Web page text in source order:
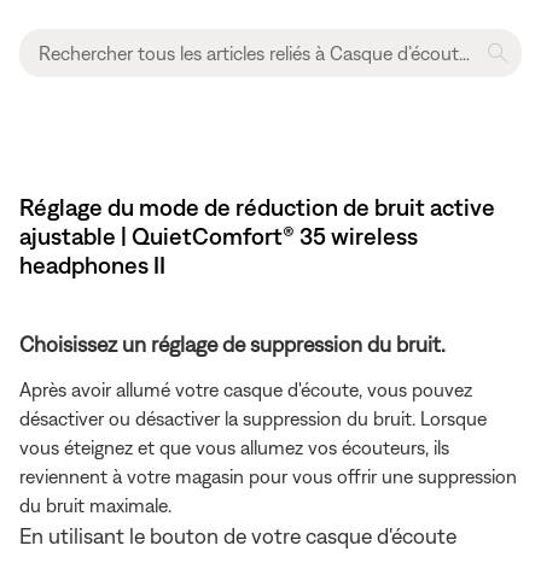
Réglage du mode de réduction de bruit active
ajustable | QuietComfort® 35 wireless
headphones II
Choisissez un réglage de suppression du bruit.
Après avoir allumé votre casque d'écoute, vous pouvez
désactiver ou désactiver la suppression du bruit. Lorsque
vous éteignez et que vous allumez vos écouteurs, ils
reviennent à votre magasin pour vous offrir une suppression
du bruit maximale.
En utilisant le bouton de votre casque d'écoute